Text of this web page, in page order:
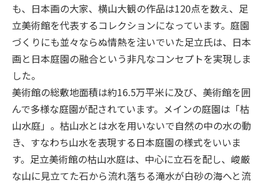
も、日本画の大家、横山大観の作品は120点を数え、足
立美術館を代表するコレクションになっています。庭園
づくりにも並々ならぬ情熱を注いでいた足立氏は、日本
画と日本庭園の融合という非凡なコンセプトを実現しま
した。
美術館の総敷地面積は約16.5万平米に及び、美術館を囲
んで多様な庭園が配されています。メインの庭園は「枯
山水庭」。枯山水とは水を用いないで自然の中の水の動
き、すなわち山水を表現する日本庭園の様式をいいま
す。足立美術館の枯山水庭は、中心に立石を配し、峻厳
な山に見立てた石から流れ落ちる滝水が白砂の海へと流